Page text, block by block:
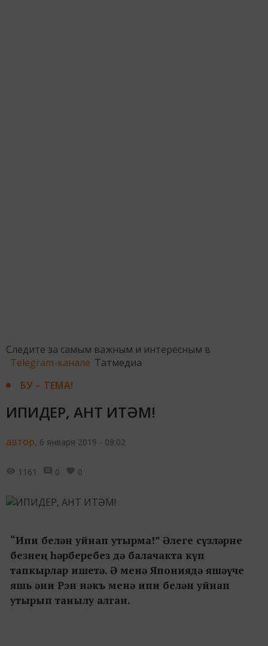
Следите за самым важным и интересным в
Telegram-канале Татмедиа
БУ – ТЕМА!
ИПИДЕР, АНТ ИТӘМ!
автор, 6 января 2019 - 08:02
1161 0 0
“Ипи белән уйнап утырма!” Әлеге сүзләрне
безнең һәрберебез дә балачакта күп
тапкырлар ишетә. Ә менә Япониядә яшәүче
яшь әни Рэн нәкъ менә ипи белән уйнап
утырып танылу алган.